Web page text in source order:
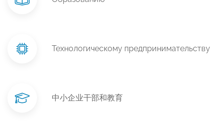
Технологическому предпринимательству
中小企业干部和教育